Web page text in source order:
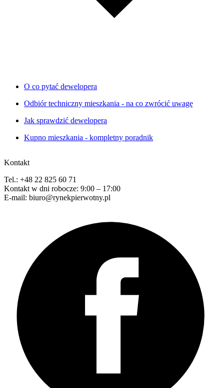
O co pytać dewelopera
Odbiór techniczny mieszkania - na co zwrócić uwagę
Jak sprawdzić dewelopera
Kupno mieszkania - kompletny poradnik
Kontakt
Tel.: +48 22 825 60 71
Kontakt w dni robocze: 9:00 – 17:00
E-mail: biuro@rynekpierwotny.pl